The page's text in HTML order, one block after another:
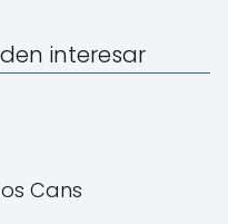
interesar
Cans